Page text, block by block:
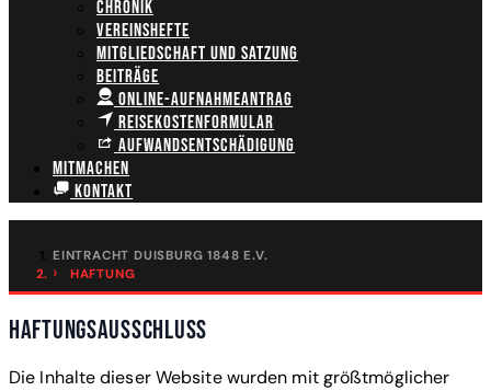
Chronik
Vereinshefte
Mitgliedschaft und Satzung
Beiträge
Online-Aufnahmeantrag
Reisekostenformular
Aufwandsentschädigung
Mitmachen
Kontakt
EINTRACHT DUISBURG 1848 E.V.
HAFTUNG
Haftungsausschluss
Die Inhalte dieser Website wurden mit größtmöglicher